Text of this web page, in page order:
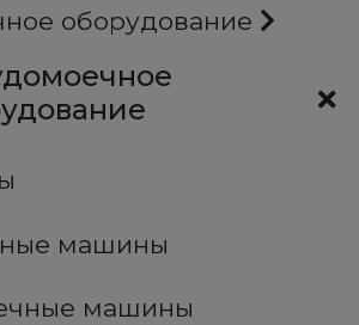
оборудование
машины
машины